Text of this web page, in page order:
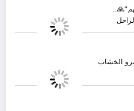
الخشاب